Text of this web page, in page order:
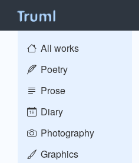
All works
Poetry
Prose
Diary
Photography
Graphics